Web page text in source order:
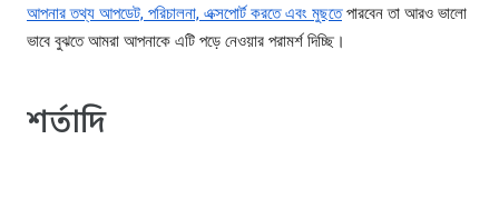
আপনার তথ্য আপডেট, পরিচালনা, এক্সপোর্ট করতে এবং মুছতেপারবেন তা আরও ভালো
ভাবে বুঝতে আমরা আপনাকে এটি পড়ে নেওয়ার পরামর্শ দিচ্ছি।
শর্তাদি